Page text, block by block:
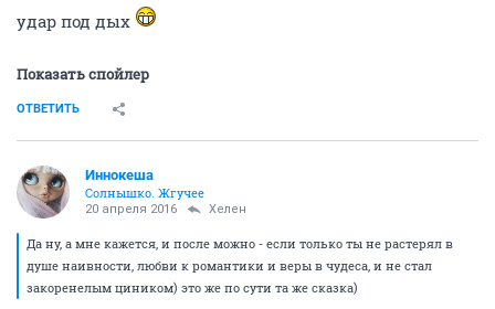
удар под дых
Показать спойлер
ОТВЕТИТЬ
Иннокеша
Солнышко. Жгучее
20 апреля 2016 Хелен
Да ну, а мне кажется, и после можно - если только ты не растерял в
душе наивности, любви к романтики и веры в чудеса, и не стал
закоренелым циником) это же по сути та же сказка)